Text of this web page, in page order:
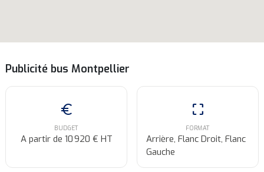
Publicité bus Montpellier
euro
BUDGET
A partir de 10 920 € HT
crop_free
FORMAT
Arrière, Flanc Droit, Flanc
Gauche